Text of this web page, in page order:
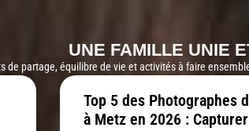
UNE FAMILLE UNIE
de partage, équilibre de vie et activités à faire
Top 5 des Photographes
à Metz en 2026 :